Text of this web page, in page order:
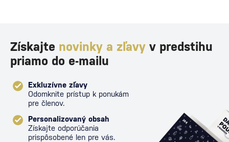
Získajte novinky a zľavy v predstihu
priamo do e-mailu
Exkluzívne zľavy
Odomknite prístup k ponukám
pre členov.
Personalizovaný obsah
Získajte odporúčania
prispôsobené len pre vás.